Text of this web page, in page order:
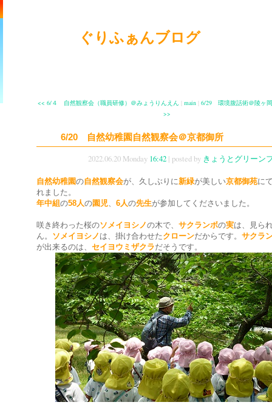
ぐりふぁんブログ
<< 6/４ 自然観察会（職員研修）＠みょうりんえん main| 6/29 環境腹話術＠陵ヶ
>>
6/20 自然幼稚園自然観察会＠京都御所
2022.06.20 Monday 16:42 | posted by きょうとグリーン
自然幼稚園の自然観察会が、久しぶりに新緑が美しい京都御苑に
れました。
年中組の58人の園児、 6人の先生が参加してくださいました。
咲き終わった桜のソメイヨシノの木で、 サクランボの実は、見ら
ん。 ソメイヨシノ は、掛け合わせたクローンだからです。 サクラ
が出来るのは、 セイヨウミザクラだそうです。